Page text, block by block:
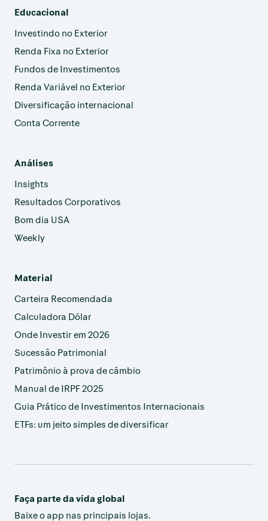
Educacional
Investindo no Exterior
Renda Fixa no Exterior
Fundos de Investimentos
Renda Variável no Exterior
Diversificação internacional
Conta Corrente
Análises
Insights
Resultados Corporativos
Bom dia USA
Weekly
Material
Carteira Recomendada
Calculadora Dólar
Onde Investir em 2026
Sucessão Patrimonial
Patrimônio à prova de câmbio
Manual de IRPF 2025
Guia Prático de Investimentos Internacionais
ETFs: um jeito simples de diversificar
Faça parte da vida global
Baixe o app nas principais lojas.